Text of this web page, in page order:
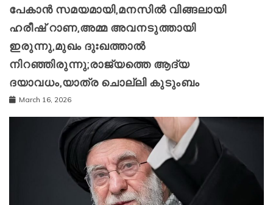
പേകാൻ സമയമായി,മനസിൽ വിങ്ങലായി
ഹരീഷ് റാണ,അമ്മ അവനടുത്തായി
ഇരുന്നു,മുഖം ദുഃഖത്താൽ
നിറഞ്ഞിരുന്നു;രാജ്യത്തെ ആദ്യ
ദയാവധം,യാത്ര ചൊല്ലി കുടുംബം
March 16, 2026